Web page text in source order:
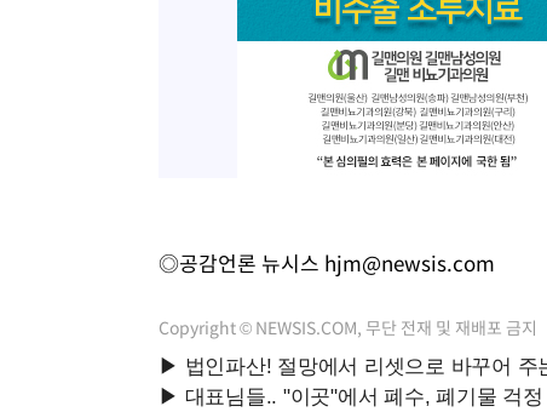
◎공감언론 뉴시스 hjm@newsis.com
Copyright © NEWSIS.COM, 무단 전재 및 재배포 금지